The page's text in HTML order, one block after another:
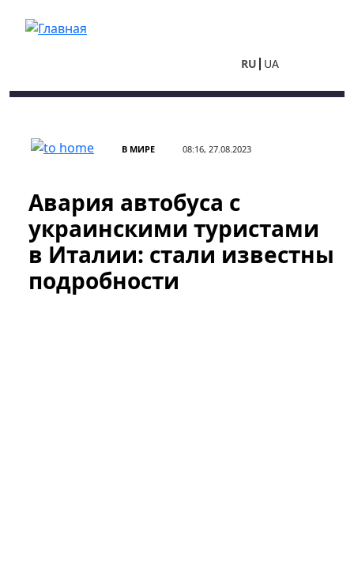
RU UA
В МИРЕ 08:16, 27.08.2023
Авария автобуса с
украинскими туристами
в Италии: стали известны
подробности